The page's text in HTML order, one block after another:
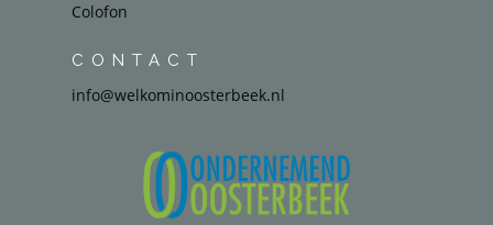
Colofon
CONTACT
info@welkominoosterbeek.nl